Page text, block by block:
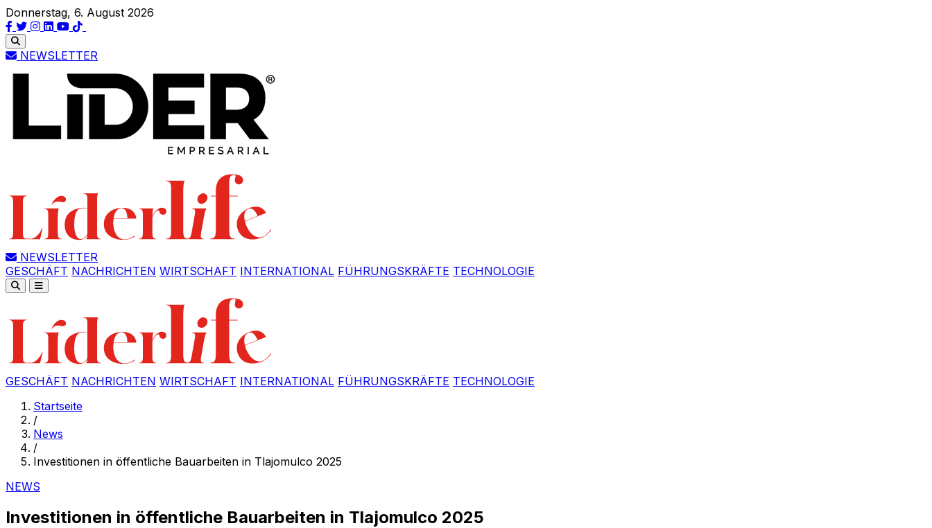
Donnerstag, 6. August 2026
NEWSLETTER
NEWSLETTER
GESCHÄFT NACHRICHTEN WIRTSCHAFT INTERNATIONAL FÜHRUNGSKRÄFTE TECHNOLOGIE
GESCHÄFT NACHRICHTEN WIRTSCHAFT INTERNATIONAL FÜHRUNGSKRÄFTE TECHNOLOGIE
Startseite
/
News
/
Investitionen in öffentliche Bauarbeiten in Tlajomulco 2025
NEWS
Investitionen in öffentliche Bauarbeiten in Tlajomulco 2025